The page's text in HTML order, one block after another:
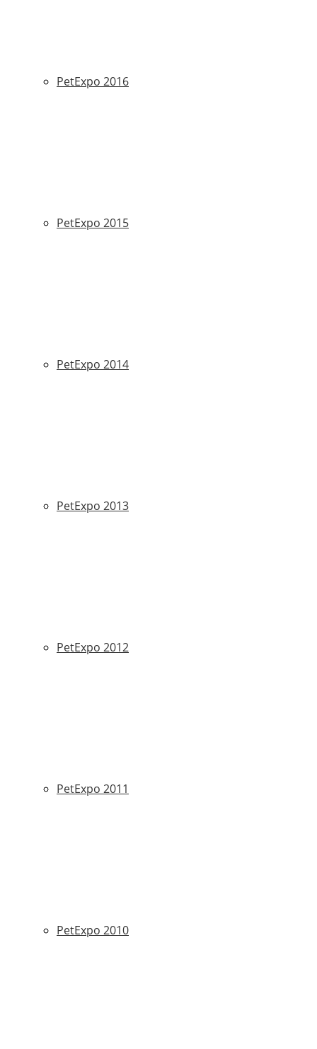
PetExpo 2016
PetExpo 2015
PetExpo 2014
PetExpo 2013
PetExpo 2012
PetExpo 2011
PetExpo 2010